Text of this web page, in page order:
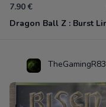
7.90 €
TheGamingR83